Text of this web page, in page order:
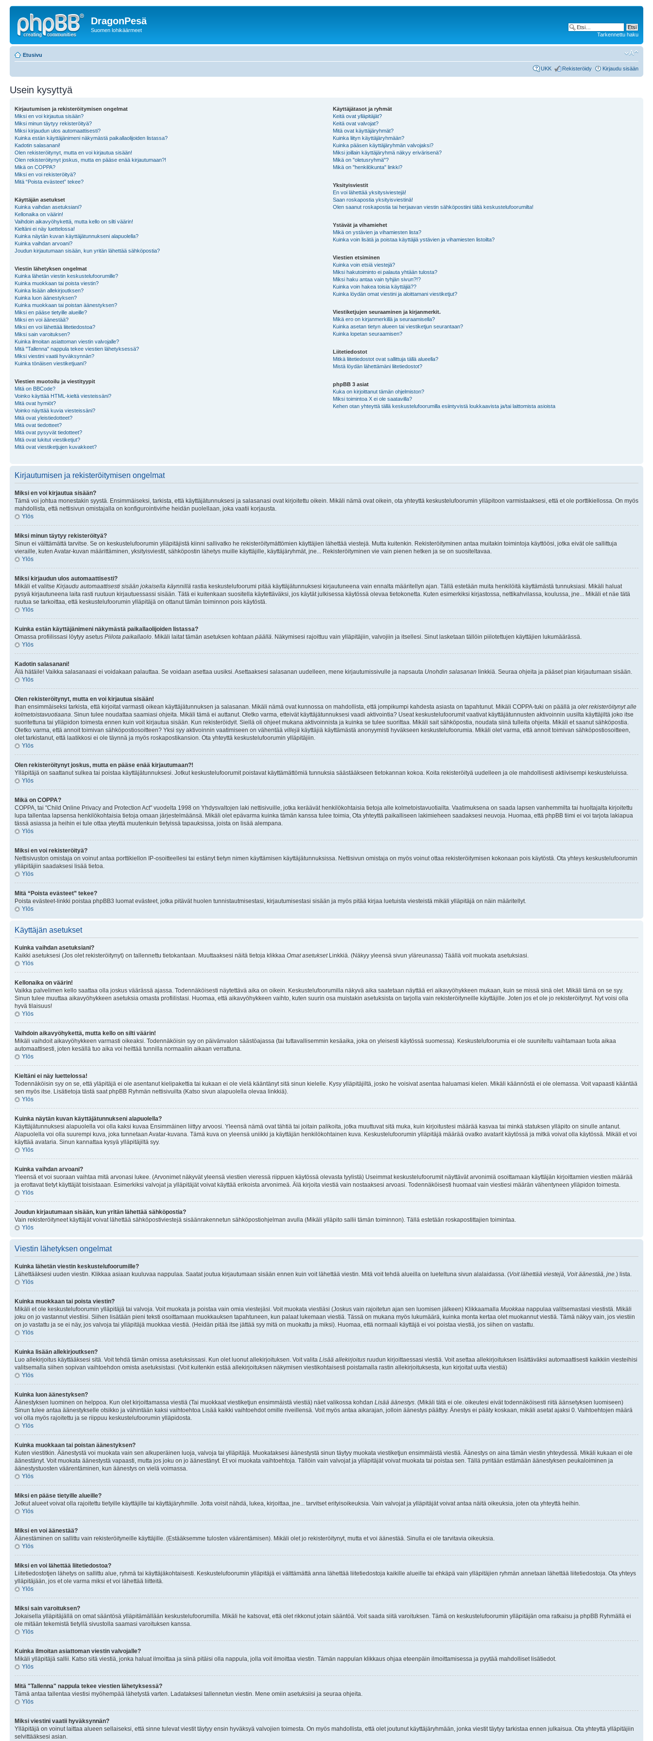
DragonPesä
Suomen lohikäärmeet
Tarkennettu haku
Etusivu
UKK Rekisteröidy Kirjaudu sisään
Usein kysyttyä
Kirjautumisen ja rekisteröitymisen ongelmat
Miksi en voi kirjautua sisään?
Miksi minun täytyy rekisteröityä?
Miksi kirjaudun ulos automaattisesti?
Kuinka estän käyttäjänimeni näkymästä paikallaolijoiden listassa?
Kadotin salasanani!
Olen rekisteröitynyt, mutta en voi kirjautua sisään!
Olen rekisteröitynyt joskus, mutta en pääse enää kirjautumaan?!
Mikä on COPPA?
Miksi en voi rekisteröityä?
Mitä “Poista evästeet” tekee?
Käyttäjän asetukset
Kuinka vaihdan asetuksiani?
Kellonaika on väärin!
Vaihdoin aikavyöhykettä, mutta kello on silti väärin!
Kieltäni ei näy luettelossa!
Kuinka näytän kuvan käyttäjätunnukseni alapuolella?
Kuinka vaihdan arvoani?
Joudun kirjautumaan sisään, kun yritän lähettää sähköpostia?
Viestin lähetyksen ongelmat
Kuinka lähetän viestin keskustelufoorumille?
Kuinka muokkaan tai poista viestin?
Kuinka lisään allekirjoutksen?
Kuinka luon äänestyksen?
Kuinka muokkaan tai poistan äänestyksen?
Miksi en pääse tietyille alueille?
Miksi en voi äänestää?
Miksi en voi lähettää liitetiedostoa?
Miksi sain varoituksen?
Kuinka ilmoitan asiattoman viestin valvojalle?
Mitä "Tallenna" nappula tekee viestien lähetyksessä?
Miksi viestini vaatii hyväksynnän?
Kuinka tönäisen viestiketjuani?
Viestien muotoilu ja viestityypit
Mitä on BBCode?
Voinko käyttää HTML-kieltä viesteissäni?
Mitä ovat hymiöt?
Voinko näyttää kuvia viesteissäni?
Mitä ovat yleistiedotteet?
Mitä ovat tiedotteet?
Mitä ovat pysyvät tiedotteet?
Mitä ovat lukitut viestiketjut?
Mitä ovat viestiketjujen kuvakkeet?
Käyttäjätasot ja ryhmät
Keitä ovat ylläpitäjät?
Keitä ovat valvojat?
Mitä ovat käyttäjäryhmät?
Kuinka liityn käyttäjäryhmään?
Kuinka pääsen käyttäjäryhmän valvojaksi?
Miksi joillain käyttäjäryhmä näkyy erivärisenä?
Mikä on "oletusryhmä"?
Mikä on "henkilökunta" linkki?
Yksityisviestit
En voi lähettää yksitysiviestejä!
Saan roskapostia yksityisviestinä!
Olen saanut roskapostia tai herjaavan viestin sähköpostiini tältä keskustelufoorumilta!
Ystävät ja vihamiehet
Mikä on ystävien ja vihamiesten lista?
Kuinka voin lisätä ja poistaa käyttäjiä ystävien ja vihamiesten listoilta?
Viestien etsiminen
Kuinka voin etsiä viestejä?
Miksi hakutoiminto ei palauta yhtään tulosta?
Miksi haku antaa vain tyhjän sivun?!?
Kuinka voin hakea toisia käyttäjiä??
Kuinka löydän omat viestini ja aloittamani viestiketjut?
Viestiketjujen seuraaminen ja kirjanmerkit.
Mikä ero on kirjanmerkillä ja seuraamisella?
Kuinka asetan tietyn alueen tai viestiketjun seurantaan?
Kuinka lopetan seuraamisen?
Liitetiedostot
Mitkä liitetiedostot ovat sallittuja tällä alueella?
Mistä löydän lähettämäni liitetiedostot?
phpBB 3 asiat
Kuka on kirjoittanut tämän ohjelmiston?
Miksi toimintoa X ei ole saatavilla?
Kehen otan yhteyttä tällä keskustelufoorumilla esiintyvistä loukkaavista ja/tai laittomista asioista
Kirjautumisen ja rekisteröitymisen ongelmat
Miksi en voi kirjautua sisään?
Tämä voi johtua monestakin syystä. Ensimmäiseksi, tarkista, että käyttäjätunnuksesi ja salasanasi ovat kirjoitettu oikein. Mikäli nämä ovat oikein, ota yhteyttä keskustelufoorumin ylläpitoon varmistaaksesi, että et ole porttikiellossa. On myös
mahdollista, että nettisivun omistajalla on konfigurointivirhe heidän puolellaan, joka vaatii korjausta.
Ylös
Miksi minun täytyy rekisteröityä?
Sinun ei välttämättä tarvitse. Se on keskustelufoorumin ylläpitäjistä kiinni sallivatko he rekisteröitymättömien käyttäjien lähettää viestejä. Mutta kuitenkin. Rekisteröityminen antaa muitakin toimintoja käyttöösi, jotka eivät ole sallittuja
vieraille, kuten Avatar-kuvan määrittäminen, yksityisviestit, sähköpostin lähetys muille käyttäjille, käyttäjäryhmät, jne... Rekisteröityminen vie vain pienen hetken ja se on suositeltavaa.
Ylös
Miksi kirjaudun ulos automaattisesti?
Mikäli et valitse Kirjaudu automaattisesti sisään jokaisella käynnillä rastia keskustelufoorumi pitää käyttäjätunnuksesi kirjautuneena vain ennalta määritellyn ajan. Tällä estetään muita henkilöitä käyttämästä tunnuksiasi. Mikäli haluat
pysyä kirjautuneena laita rasti ruutuun kirjautuessassi sisään. Tätä ei kuitenkaan suositella käytettäväksi, jos käytät julkisessa käytössä olevaa tietokonetta. Kuten esimerkiksi kirjastossa, nettikahvilassa, koulussa, jne... Mikäli et näe tätä
ruutua se tarkoittaa, että keskustelufoorumin ylläpitäjä on ottanut tämän toiminnon pois käytöstä.
Ylös
Kuinka estän käyttäjänimeni näkymästä paikallaolijoiden listassa?
Omassa profiilissasi löytyy asetus Piilota paikallaolo . Mikäli laitat tämän asetuksen kohtaan päällä . Näkymisesi rajoittuu vain ylläpitäjiin, valvojiin ja itsellesi. Sinut lasketaan tällöin piilotettujen käyttäjien lukumäärässä.
Ylös
Kadotin salasanani!
Älä hätäile! Vaikka salasanaasi ei voidakaan palauttaa. Se voidaan asettaa uusiksi. Asettaaksesi salasanan uudelleen, mene kirjautumissivulle ja napsauta Unohdin salasanan linkkiä. Seuraa ohjeita ja pääset pian kirjautumaan sisään.
Ylös
Olen rekisteröitynyt, mutta en voi kirjautua sisään!
Ihan ensimmäiseksi tarkista, että kirjoitat varmasti oikean käyttäjätunnuksen ja salasanan. Mikäli nämä ovat kunnossa on mahdollista, että jompikumpi kahdesta asiasta on tapahtunut. Mikäli COPPA-tuki on päällä ja olet rekisteröitynyt alle
kolmetoistavuotiaana . Sinun tulee noudattaa saamiasi ohjeita. Mikäli tämä ei auttanut. Oletko varma, etteivät käyttäjätunnuksesi vaadi aktivointia? Useat keskustelufoorumit vaativat käyttäjätunnusten aktivoinnin uusilta käyttäjiltä joko itse
suoritettuna tai ylläpidon toimesta ennen kuin voit kirjautua sisään. Kun rekisteröidyit. Siellä oli ohjeet mukana aktivoinnista ja kuinka se tulee suorittaa. Mikäli sait sähköpostia, noudata siinä tulleita ohjeita. Mikäli et saanut sähköpostia.
Oletko varma, että annoit toimivan sähköpostiosoitteen? Yksi syy aktivoinnin vaatimiseen on vähentää villejä käyttäjiä käyttämästä anonyymisti hyväkseen keskustelufoorumia. Mikäli olet varma, että annoit toimivan sähköpostiosoitteen,
olet tarkistanut, että laatikkosi ei ole täynnä ja myös roskapostikansion. Ota yhteyttä keskustelufoorumin ylläpitäjiin.
Ylös
Olen rekisteröitynyt joskus, mutta en pääse enää kirjautumaan?!
Ylläpitäjä on saattanut sulkea tai poistaa käyttäjätunnuksesi. Jotkut keskustelufoorumit poistavat käyttämättömiä tunnuksia säästääkseen tietokannan kokoa. Koita rekisteröityä uudelleen ja ole mahdollisesti aktiivisempi keskusteluissa.
Ylös
Mikä on COPPA?
COPPA, tai "Child Online Privacy and Protection Act" vuodelta 1998 on Yhdysvaltojen laki nettisivuille, jotka keräävät henkilökohtaisia tietoja alle kolmetoistavuotiailta. Vaatimuksena on saada lapsen vanhemmilta tai huoltajalta kirjoitettu
lupa tallentaa lapsensa henkilökohtaisia tietoja omaan järjestelmäänsä. Mikäli olet epävarma kuinka tämän kanssa tulee toimia, Ota yhteyttä paikalliseen lakimieheen saadaksesi neuvoja. Huomaa, että phpBB tiimi ei voi tarjota lakiapua
tässä asiassa ja heihin ei tule ottaa yteyttä muutenkuin tietyissä tapauksissa, joista on lisää alempana.
Ylös
Miksi en voi rekisteröityä?
Nettisivuston omistaja on voinut antaa porttikiellon IP-osoitteellesi tai estänyt tietyn nimen käyttämisen käyttäjätunnuksissa. Nettisivun omistaja on myös voinut ottaa rekisteröitymisen kokonaan pois käytöstä. Ota yhteys keskustelufoorumin
ylläpitäjiin saadaksesi lisää tietoa.
Ylös
Mitä “Poista evästeet” tekee?
Poista evästeet-linkki poistaa phpBB3 luomat evästeet, jotka pitävät huolen tunnistautmisestasi, kirjautumisestasi sisään ja myös pitää kirjaa luetuista viesteistä mikäli ylläpitäjä on näin määritellyt.
Ylös
Käyttäjän asetukset
Kuinka vaihdan asetuksiani?
Kaikki asetuksesi (Jos olet rekisteröitynyt) on tallennettu tietokantaan. Muuttaaksesi näitä tietoja klikkaa Omat asetuksetLinkkiä. (Näkyy yleensä sivun yläreunassa) Täällä voit muokata asetuksiasi.
Ylös
Kellonaika on väärin!
Vaikka palvelimen kello saattaa olla joskus väärässä ajassa. Todennäköisesti näytettävä aika on oikein. Keskustelufoorumilla näkyvä aika saatetaan näyttää eri aikavyöhykkeen mukaan, kuin se missä sinä olet. Mikäli tämä on se syy.
Sinun tulee muuttaa aikavyöhykkeen asetuksia omasta profiilistasi. Huomaa, että aikavyöhykkeen vaihto, kuten suurin osa muistakin asetuksista on tarjolla vain rekisteröityneille käyttäjille. Joten jos et ole jo rekisteröitynyt. Nyt voisi olla
hyvä tilaisuus!
Ylös
Vaihdoin aikavyöhykettä, mutta kello on silti väärin!
Mikäli vaihdoit aikavyöhykkeen varmasti oikeaksi. Todennäköisin syy on päivänvalon säästöajassa (tai tuttavallisemmin kesäaika, joka on yleisesti käytössä suomessa). Keskustelufoorumia ei ole suuniteltu vaihtamaan tuota aikaa
automaattisesti, joten kesällä tuo aika voi heittää tunnilla normaaliin aikaan verrattuna.
Ylös
Kieltäni ei näy luettelossa!
Todennäköisin syy on se, että yläpitäjä ei ole asentanut kielipakettia tai kukaan ei ole vielä kääntänyt sitä sinun kielelle. Kysy ylläpitäjiltä, josko he voisivat asentaa haluamasi kielen. Mikäli käännöstä ei ole olemassa. Voit vapaasti kääntää
sen myös itse. Lisätietoja tästä saat phpBB Ryhmän nettisivuilta (Katso sivun alapuolella olevaa linkkiä).
Ylös
Kuinka näytän kuvan käyttäjätunnukseni alapuolella?
Käyttäjätunnuksesi alapuolella voi olla kaksi kuvaa Ensimmäinen liittyy arvoosi. Yleensä nämä ovat tähtiä tai joitain palikoita, jotka muuttuvat sitä muka, kuin kirjoitustesi määrää kasvaa tai minkä statuksen ylläpito on sinulle antanut.
Alapuolella voi olla suurempi kuva, joka tunnetaan Avatar-kuvana. Tämä kuva on yleensä uniikki ja käyttäjän henkilökohtainen kuva. Keskustelufoorumin ylläpitäjä määrää ovatko avatarit käytössä ja mitkä voivat olla käytössä. Mikäli et voi
käyttää avataria. Sinun kannattaa kysyä ylläpitäjiltä syy.
Ylös
Kuinka vaihdan arvoani?
Yleensä et voi suoraan vaihtaa mitä arvonasi lukee. (Arvonimet näkyvät yleensä viestien vieressä riippuen käytössä olevasta tyylistä) Useimmat keskustelufoorumit näyttävät arvonimiä osoittamaan käyttäjän kirjoittamien viestien määrää
ja erottavat tietyt käyttäjät toisistaaan. Esimerkiksi valvojat ja ylläpitäjät voivat käyttää erikoista arvonimeä. Älä kirjoita viestiä vain nostaaksesi arvoasi. Todennäköisesti huomaat vain viestiesi määrän vähentyneen ylläpidon toimesta.
Ylös
Joudun kirjautumaan sisään, kun yritän lähettää sähköpostia?
Vain rekisteröityneet käyttäjät voivat lähettää sähköpostiviestejä sisäänrakennetun sähköpostiohjelman avulla (Mikäli ylläpito sallii tämän toiminnon). Tällä estetään roskapostittajien toimintaa.
Ylös
Viestin lähetyksen ongelmat
Kuinka lähetän viestin keskustelufoorumille?
Lähettääksesi uuden viestin. Klikkaa asiaan kuuluvaa nappulaa. Saatat joutua kirjautumaan sisään ennen kuin voit lähettää viestin. Mitä voit tehdä alueilla on lueteltuna sivun alalaidassa. (Voit lähettää viestejä, Voit äänestää, jne. ) lista.
Ylös
Kuinka muokkaan tai poista viestin?
Mikäli et ole keskustelufoorumin ylläpitäjä tai valvoja. Voit muokata ja poistaa vain omia viestejäsi. Voit muokata viestiäsi (Joskus vain rajoitetun ajan sen luomisen jälkeen) Klikkaamalla Muokkaa nappulaa valitsemastasi viestistä. Mikäli
joku on jo vastannut viestiisi. Siihen lisätään pieni teksti osoittamaan muokkauksen tapahtuneen, kun palaat lukemaan viestiä. Tässä on mukana myös lukumäärä, kuinka monta kertaa olet muokannut viestiä. Tämä näkyy vain, jos viestiin
on jo vastattu ja se ei näy, jos valvoja tai ylläpitäjä muokkaa viestiä. (Heidän pitää itse jättää syy mitä on muokattu ja miksi). Huomaa, että normaali käyttäjä ei voi poistaa viestiä, jos siihen on vastattu.
Ylös
Kuinka lisään allekirjoutksen?
Luo allekirjoitus käyttääksesi sitä. Voit tehdä tämän omissa asetuksissasi. Kun olet luonut allekirjoituksen. Voit valita Lisää allekirjoitus ruudun kirjoittaessasi viestiä. Voit asettaa allekirjoituksen lisättäväksi automaattisesti kaikkiin viesteihisi
valitsemalla siihen sopivan vaihtoehdon omista asetuksistasi. (Voit kuitenkin estää allekirjoituksen näkymisen viestikohtaisesti poistamalla rastin allekirjoituksesta, kun kirjoitat uutta viestiä)
Ylös
Kuinka luon äänestyksen?
Äänestyksen luominen on helppoa. Kun olet kirjoittamassa viestiä (Tai muokkaat viestiketjun ensimmäistä viestiä) näet valikossa kohdan Lisää äänestys . (Mikäli tätä ei ole. oikeutesi eivät todennäköisesti riitä äänsetyksen luomiseen)
Sinun tulee antaa äänestykselle otsikko ja vähintään kaksi vaihtoehtoa Lisää kaikki vaihtoehdot omille riveillensä. Voit myös antaa aikarajan, jolloin äänestys päättyy. Änestys ei pääty koskaan, mikäli asetat ajaksi 0. Vaihtoehtojen määrä
voi olla myös rajoitettu ja se riippuu keskustelufoorumin ylläpidosta.
Ylös
Kuinka muokkaan tai poistan äänestyksen?
Kuten viestitkin. Äänestystä voi muokata vain sen alkuperäinen luoja, valvoja tai ylläpitäjä. Muokataksesi äänestystä sinun täytyy muokata viestiketjun ensimmäistä viestiä. Äänestys on aina tämän viestin yhteydessä. Mikäli kukaan ei ole
äänestänyt. Voit muokata äänestystä vapaasti, mutta jos joku on jo äänestänyt. Et voi muokata vaihtoehtoja. Tällöin vain valvojat ja ylläpitäjät voivat muokata tai poistaa sen. Tällä pyritään estämään äänestyksen peukaloiminen ja
äänestystuosten väärentäminen, kun äänestys on vielä voimassa.
Ylös
Miksi en pääse tietyille alueille?
Jotkut alueet voivat olla rajoitettu tietyille käyttäjille tai käyttäjäryhmille. Jotta voisit nähdä, lukea, kirjoittaa, jne... tarvitset erityisoikeuksia. Vain valvojat ja ylläpitäjät voivat antaa näitä oikeuksia, joten ota yhteyttä heihin.
Ylös
Miksi en voi äänestää?
Äänestäminen on sallittu vain rekisteröityneille käyttäjille. (Estääksemme tulosten väärentämisen). Mikäli olet jo rekisteröitynyt, mutta et voi äänestää. Sinulla ei ole tarvitavia oikeuksia.
Ylös
Miksi en voi lähettää liitetiedostoa?
Liitetiedostotjen lähetys on sallittu alue, ryhmä tai käyttäjäkohtaisesti. Keskustelufoorumin ylläpitäjä ei välttämättä anna lähettää liitetiedostoja kaikille alueille tai ehkäpä vain ylläpitäjien ryhmän annetaan lähettää liitetiedostoja. Ota yhteys
ylläpitäjään, jos et ole varma miksi et voi lähettää liitteitä.
Ylös
Miksi sain varoituksen?
Jokaisella ylläpitäjällä on omat sääntösä ylläpitämällään keskustelufoorumilla. Mikäli he katsovat, että olet rikkonut jotain sääntöä. Voit saada siitä varoituksen. Tämä on keskustelufoorumin ylläpitäjän oma ratkaisu ja phpBB Ryhmällä ei
ole mitään tekemistä tietyllä sivustolla saamasi varoituksen kanssa.
Ylös
Kuinka ilmoitan asiattoman viestin valvojalle?
Mikäli ylläpitäjä sallii. Katso sitä viestiä, jonka haluat ilmoittaa ja siinä pitäisi olla nappula, jolla voit ilmoittaa viestin. Tämän nappulan klikkaus ohjaa eteenpäin ilmoittamisessa ja pyytää mahdolliset lisätiedot.
Ylös
Mitä "Tallenna" nappula tekee viestien lähetyksessä?
Tämä antaa tallentaa viestisi myöhempää lähetystä varten. Ladataksesi tallennetun viestin. Mene omiin asetuksiisi ja seuraa ohjeita.
Ylös
Miksi viestini vaatii hyväksynnän?
Ylläpitäjä on voinut laittaa alueen sellaiseksi, että sinne tulevat viestit täytyy ensin hyväksyä valvojien toimesta. On myös mahdollista, että olet joutunut käyttäjäryhmään, jonka viestit täytyy tarkistaa ennen julkaisua. Ota yhteyttä ylläpitäjiin
selvittääksesi asian.